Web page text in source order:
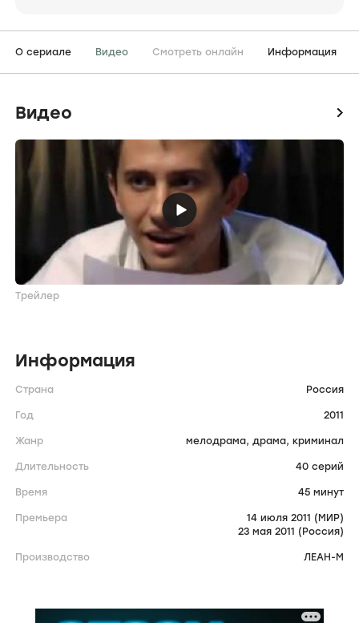
О сериале Видео Смотреть онлайн Информация
Видео icon
Трейлер
Информация
Страна Россия
Год 2011
Жанр мелодрама, драма, криминал
Длительность 40 серий
Время 45 минут
Премьера
14 июля 2011 (МИР)
23 мая 2011 (Россия)
Производство ЛЕАН-М